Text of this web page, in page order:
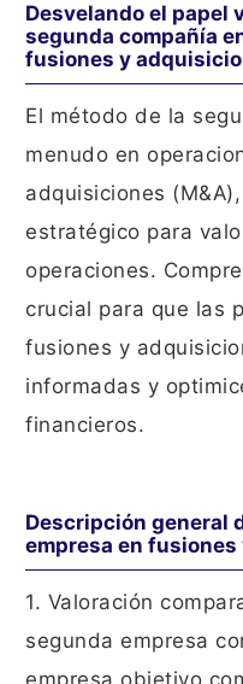
Desvelando el papel
segunda compañía
fusiones y
El método de la
menudo en
adquisiciones
estratégico para
operaciones.
crucial para que las
fusiones y
informadas y
financieros.
Descripción general
empresa en
1. Valoración
segunda empresa